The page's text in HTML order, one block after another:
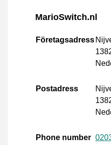
MarioSwitch.nl
Företagsadress
Postadress
Phone number